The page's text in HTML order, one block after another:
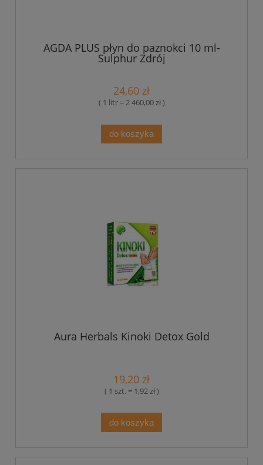
AGDA PLUS płyn do paznokci 10 ml-
Sulphur Zdrój
24,60 zł
( 1 litr = 2 460,00 zł )
do koszyka
Aura Herbals Kinoki Detox Gold
19,20 zł
( 1 szt. = 1,92 zł )
do koszyka